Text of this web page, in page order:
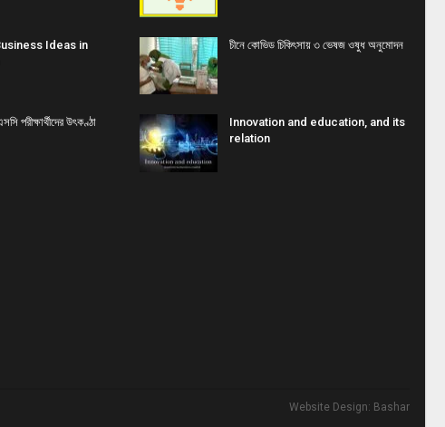
Ideas in
পরীক্ষার্থীদের উৎকণ্ঠা
চীনে কোভিড চিকিৎসায় ৩ ভেষজ ওষুধ অনুমোদন
Innovation and education, and its
relation
Website Design: Bashar